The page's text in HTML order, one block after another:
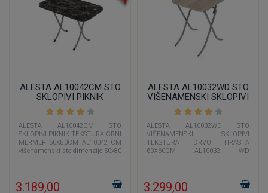
ALESTA AL10042CM STO
SKLOPIVI PIKNIK
TEKSTURA CRNI MERMER
50X80CM
ALESTA AL10042CM STO
SKLOPIVI PIKNIK TEKSTURA CRNI
MERMER 50X80CM AL10042 CM
višenamenski sto dimenzije 50x80
3.189,00
ALESTA AL10032WD STO
VIŠENAMENSKI SKLOPIVI
TEKSTURA DRVO HRASTA
60X60CM
ALESTA AL10032WD STO
VIŠENAMENSKI SKLOPIVI
TEKSTURA DRVO HRASTA
60X60CM AL10032 WD
3.299,00